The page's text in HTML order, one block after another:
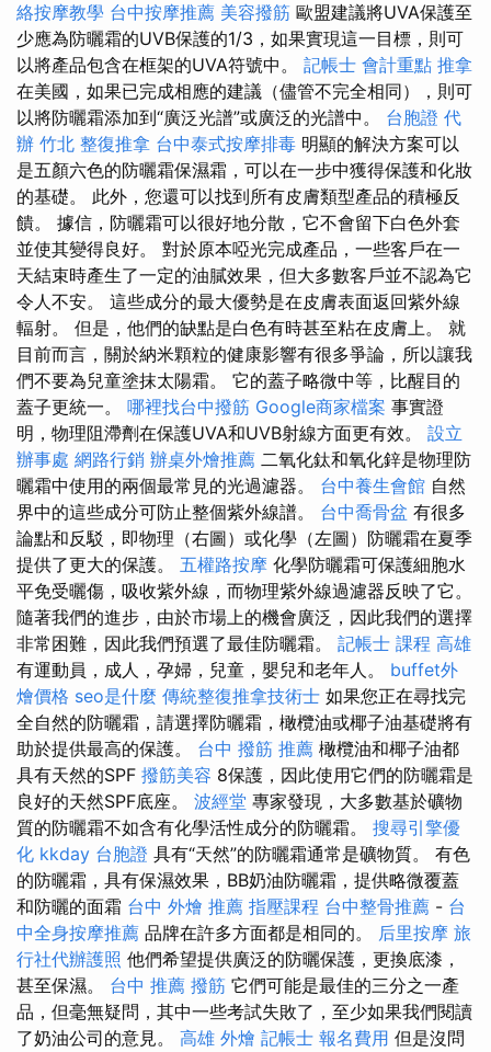
絡按摩教學 台中按摩推薦 美容撥筋 歐盟建議將UVA保護至
少應為防曬霜的UVB保護的1/3，如果實現這一目標，則可
以將產品包含在框架的UVA符號中。 記帳士 會計重點 推拿
在美國，如果已完成相應的建議（儘管不完全相同），則可
以將防曬霜添加到“廣泛光譜”或廣泛的光譜中。 台胞證 代
辦 竹北 整復推拿 台中泰式按摩排毒 明顯的解決方案可以
是五顏六色的防曬霜保濕霜，可以在一步中獲得保護和化妝
的基礎。 此外，您還可以找到所有皮膚類型產品的積極反
饋。 據信，防曬霜可以很好地分散，它不會留下白色外套
並使其變得良好。 對於原本啞光完成產品，一些客戶在一
天結束時產生了一定的油膩效果，但大多數客戶並不認為它
令人不安。 這些成分的最大優勢是在皮膚表面返回紫外線
輻射。 但是，他們的缺點是白色有時甚至粘在皮膚上。 就
目前而言，關於納米顆粒的健康影響有很多爭論，所以讓我
們不要為兒童塗抹太陽霜。 它的蓋子略微中等，比醒目的
蓋子更統一。 哪裡找台中撥筋 Google商家檔案 事實證
明，物理阻滯劑在保護UVA和UVB射線方面更有效。 設立
辦事處 網路行銷 辦桌外燴推薦 二氧化鈦和氧化鋅是物理防
曬霜中使用的兩個最常見的光過濾器。 台中養生會館 自然
界中的這些成分可防止整個紫外線譜。 台中喬骨盆 有很多
論點和反駁，即物理（右圖）或化學（左圖）防曬霜在夏季
提供了更大的保護。 五權路按摩 化學防曬霜可保護細胞水
平免受曬傷，吸收紫外線，而物理紫外線過濾器反映了它。
隨著我們的進步，由於市場上的機會廣泛，因此我們的選擇
非常困難，因此我們預選了最佳防曬霜。 記帳士 課程 高雄
有運動員，成人，孕婦，兒童，嬰兒和老年人。 buffet外
燴價格 seo是什麼 傳統整復推拿技術士 如果您正在尋找完
全自然的防曬霜，請選擇防曬霜，橄欖油或椰子油基礎將有
助於提供最高的保護。 台中 撥筋 推薦 橄欖油和椰子油都
具有天然的SPF 撥筋美容 8保護，因此使用它們的防曬霜是
良好的天然SPF底座。 波經堂 專家發現，大多數基於礦物
質的防曬霜不如含有化學活性成分的防曬霜。 搜尋引擎優
化 kkday 台胞證 具有“天然”的防曬霜通常是礦物質。 有色
的防曬霜，具有保濕效果，BB奶油防曬霜，提供略微覆蓋
和防曬的面霜 台中 外燴 推薦 指壓課程 台中整骨推薦 - 台
中全身按摩推薦 品牌在許多方面都是相同的。 后里按摩 旅
行社代辦護照 他們希望提供廣泛的防曬保護，更換底漆，
甚至保濕。 台中 推薦 撥筋 它們可能是最佳的三分之一產
品，但毫無疑問，其中一些考試失敗了，至少如果我們閱讀
了奶油公司的意見。 高雄 外燴 記帳士 報名費用 但是沒問